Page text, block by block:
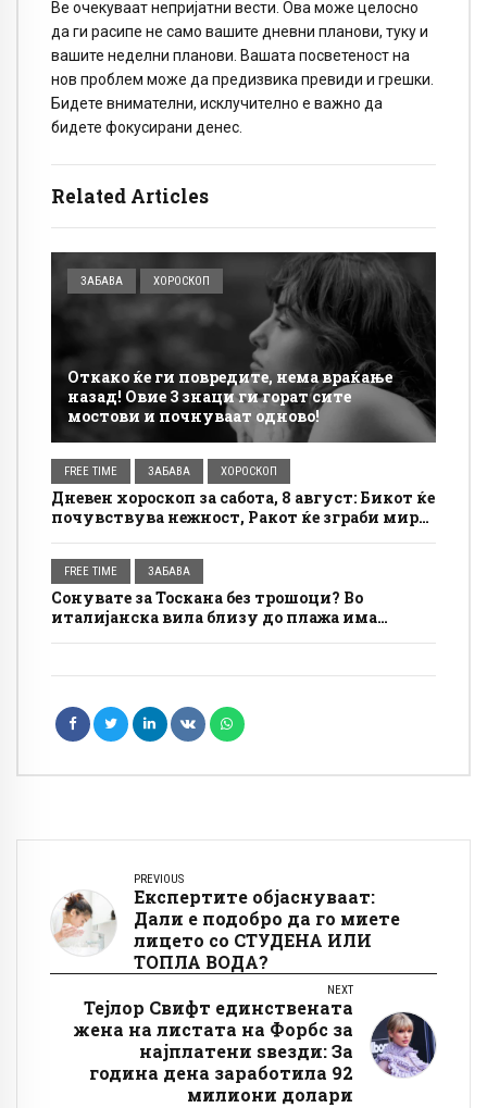
Related Articles
ЗАБАВА ХОРОСКОП
Откако ќе ги повредите, нема враќање
назад! Овие 3 знаци ги горат сите
мостови и почнуваат одново!
FREE TIME ЗАБАВА ХОРОСКОП
Дневен хороскоп за сабота, 8 август: Бикот ќе
почувствува нежност, Ракот ќе зграби мир
FREE TIME ЗАБАВА
Сонувате за Тоскана без трошоци? Во
италијанска вила близу до плажа има
Ве очекуваат непријатни вести. Ова може целосно
да ги расипе не само вашите дневни планови, туку и
вашите неделни планови. Вашата посветеност на
нов проблем може да предизвика превиди и грешки.
Бидете внимателни, исклучително е важно да
бидете фокусирани денес.
PREVIOUS
Експертите објаснуваат:
Дали е подобро да го миете
лицето со СТУДЕНА ИЛИ
ТОПЛА ВОДА?
NEXT
Тејлор Свифт единствената
жена на листата на Форбс за
најплатени ѕвезди: За
година дена заработила 92
милиони долари